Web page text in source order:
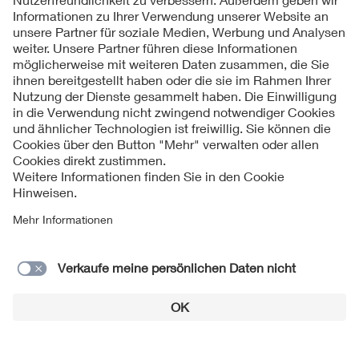
Kontakte
Service
Impressum
Datenschutzinformationen
Cookie Hinweise
Lieferantenportal
© 2026 VDE Verband der Elektrotechnik Elektronik